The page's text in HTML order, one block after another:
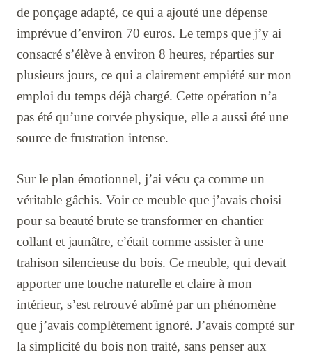
de ponçage adapté, ce qui a ajouté une dépense
imprévue d’environ 70 euros. Le temps que j’y ai
consacré s’élève à environ 8 heures, réparties sur
plusieurs jours, ce qui a clairement empiété sur mon
emploi du temps déjà chargé. Cette opération n’a
pas été qu’une corvée physique, elle a aussi été une
source de frustration intense.
Sur le plan émotionnel, j’ai vécu ça comme un
véritable gâchis. Voir ce meuble que j’avais choisi
pour sa beauté brute se transformer en chantier
collant et jaunâtre, c’était comme assister à une
trahison silencieuse du bois. Ce meuble, qui devait
apporter une touche naturelle et claire à mon
intérieur, s’est retrouvé abîmé par un phénomène
que j’avais complètement ignoré. J’avais compté sur
la simplicité du bois non traité, sans penser aux